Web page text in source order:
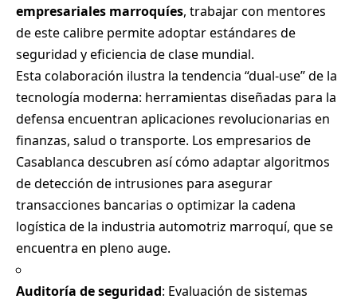
empresariales marroquíes, trabajar con mentores
de este calibre permite adoptar estándares de
seguridad y eficiencia de clase mundial.
Esta colaboración ilustra la tendencia “dual-use” de la
tecnología moderna: herramientas diseñadas para la
defensa encuentran aplicaciones revolucionarias en
finanzas, salud o transporte. Los empresarios de
Casablanca descubren así cómo adaptar algoritmos
de detección de intrusiones para asegurar
transacciones bancarias o optimizar la cadena
logística de la industria automotriz marroquí, que se
encuentra en pleno auge.
Auditoría de seguridad: Evaluación de sistemas